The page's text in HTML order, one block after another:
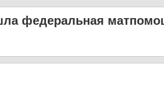
федеральная